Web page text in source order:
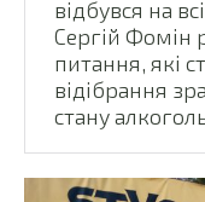
відбувся на
Сергій Фомін
питання, які
відібрання
стану